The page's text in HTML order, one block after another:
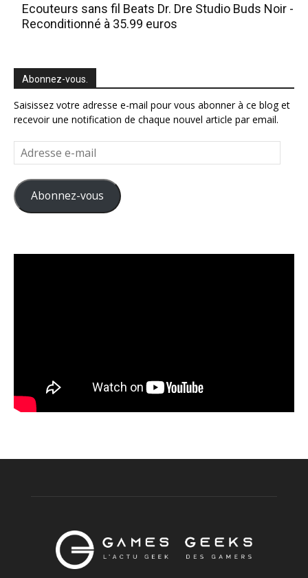
Ecouteurs sans fil Beats Dr. Dre Studio Buds Noir -
Reconditionné à 35.99 euros
Abonnez-vous.
Saisissez votre adresse e-mail pour vous abonner à ce blog et
recevoir une notification de chaque nouvel article par email.
Adresse
e-
mail
Abonnez-vous